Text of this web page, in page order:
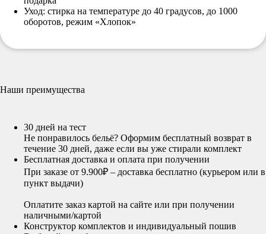
Уход: стирка на температуре до 40 градусов, до 1000
оборотов, режим «Хлопок»
Наши преимущества
30 дней на тест
Не понравилось бельё? Оформим бесплатный возврат в
течение 30 дней, даже если вы уже стирали комплект
Бесплатная доставка и оплата при получении
При заказе от 9.900₽ – доставка бесплатно (курьером или в
пункт выдачи)
Оплатите заказ картой на сайте или при получении
наличными/картой
Конструктор комплектов и индивидуальный пошив